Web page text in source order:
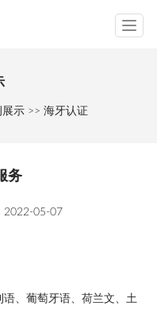
展示>> 海牙认证
务
05-07
语、葡萄牙语、荷兰文、土